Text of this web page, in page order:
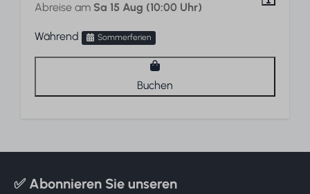
Abreise am Sa 15 Aug (10:00 Uhr)
Während Sommerferien
Buchen
✅ Abonnieren Sie unseren